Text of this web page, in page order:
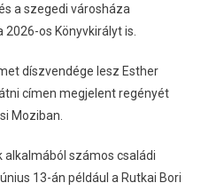
a szegedi városháza
os Könyvkirályt is.
díszvendége lesz Esther
címen megjelent regényét
Moziban.
alkalmából számos családi
13-án például a Rutkai Bori